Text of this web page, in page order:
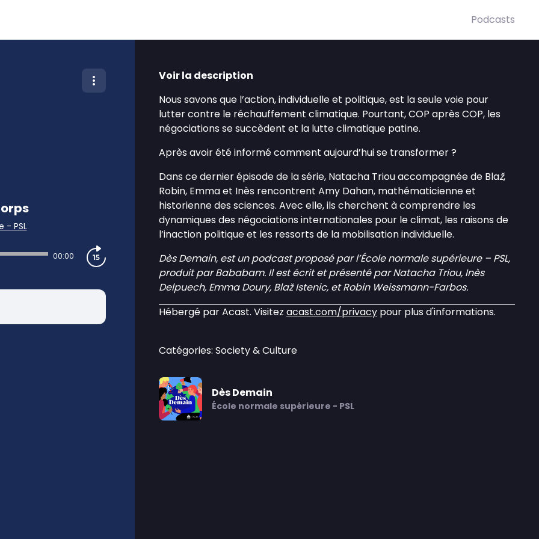
Podcasts
- PSL
00:00
Voir la description
Nous savons que l’action, individuelle et politique, est la seule voie pour
lutter contre le réchauffement climatique. Pourtant, COP après COP, les
négociations se succèdent et la lutte climatique patine.
Après avoir été informé comment aujourd’hui se transformer ?
Dans ce dernier épisode de la série, Natacha Triou accompagnée de Blaž,
Robin, Emma et Inès rencontrent Amy Dahan, mathématicienne et
historienne des sciences. Avec elle, ils cherchent à comprendre les
dynamiques des négociations internationales pour le climat, les raisons de
l’inaction politique et les ressorts de la mobilisation individuelle.
Dès Demain, est un podcast proposé par l’École normale supérieure – PSL,
produit par Bababam. Il est écrit et présenté par Natacha Triou, Inès
Delpuech, Emma Doury, Blaž Istenic, et Robin Weissmann-Farbos.
Hébergé par Acast. Visitez acast.com/privacy pour plus d'informations.
Catégories: Society & Culture
Dès Demain
École normale supérieure - PSL